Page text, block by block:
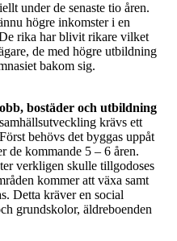
under de senaste tio åren.
högre inkomster i en
rika har blivit rikare vilket
de med högre utbildning
bakom sig.
bostäder och utbildning
krävs ett
behövs det byggas uppåt
de kommande 5 – 6 åren.
verkligen skulle tillgodoses
kommer att växa samt
Detta kräver en social
grundskolor, äldreboenden